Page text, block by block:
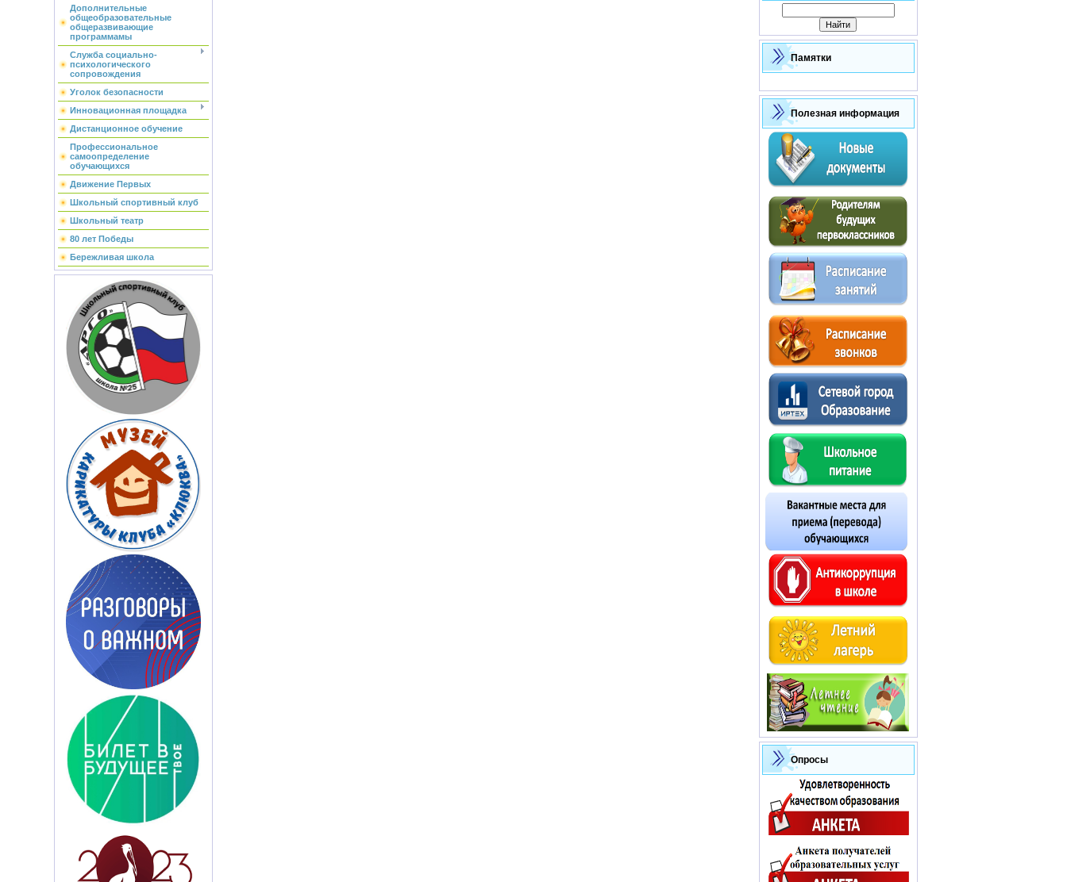
Дополнительные
общеобразовательные
общеразвивающие
программамы
Служба социально-
психологического
сопровождения
Уголок безопасности
Инновационная площадка
Дистанционное обучение
Профессиональное
самоопределение
обучающихся
Движение Первых
Школьный спортивный клуб
Школьный театр
80 лет Победы
Бережливая школа
Памятки
Полезная информация
Опросы